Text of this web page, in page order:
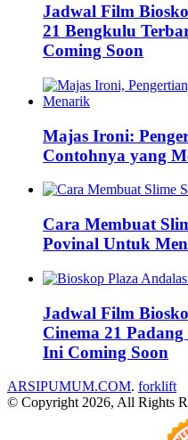
Jadwal Film
21 Bengkulu
Coming Soon
Majas Ironi:
Contohnya yang
Cara Membuat
Povinal Untuk
Jadwal Film
Cinema 21
Ini Coming Soon
ARSIPUMUM.COM. forklift
© Copyright 2026, All Rights